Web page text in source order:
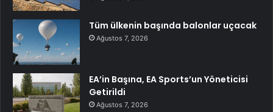
Tüm ülkenin başında balonlar uçacak
Ağustos 7, 2026
EA’in Başına, EA Sports’un Yöneticisi
Getirildi
Ağustos 7, 2026